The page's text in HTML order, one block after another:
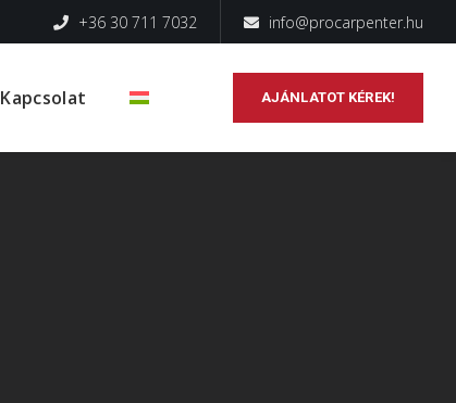
+36 30 711 7032 info@procarpenter.hu
Kapcsolat AJÁNLATOT KÉREK!